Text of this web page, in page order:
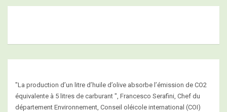
"La production d’un litre d’huile d’olive absorbe l’émission de CO2
équivalente à 5 litres de carburant ", Francesco Serafini, Chef du
département Environnement, Conseil oléicole international (COI)